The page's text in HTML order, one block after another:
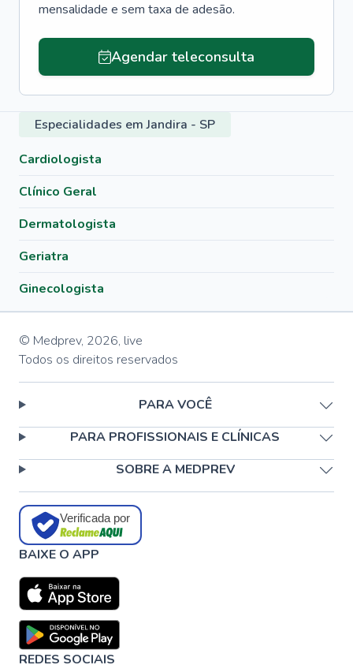
mensalidade e sem taxa de adesão.
Agendar teleconsulta
Especialidades em Jandira - SP
Cardiologista
Clínico Geral
Dermatologista
Geriatra
Ginecologista
© Medprev, 2026, live
Todos os direitos reservados
PARA VOCÊ
PARA PROFISSIONAIS E CLÍNICAS
SOBRE A MEDPREV
Verificada por
BAIXE O APP
REDES SOCIAIS